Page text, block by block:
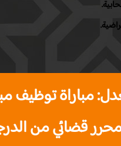
مباراة توظيف
محرر قضائي من الدرجة